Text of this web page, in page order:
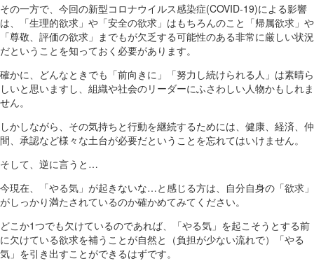
その一方で、今回の新型コロナウイルス感染症(COVID-19)による影響
は、「生理的欲求」や「安全の欲求」はもちろんのこと「帰属欲求」や
「尊敬、評価の欲求」までもが欠乏する可能性のある非常に厳しい状況
だということを知っておく必要があります。
確かに、どんなときでも「前向きに」「努力し続けられる人」は素晴ら
しいと思いますし、組織や社会のリーダーにふさわしい人物かもしれま
せん。
しかしながら、その気持ちと行動を継続するためには、健康、経済、仲
間、承認など様々な土台が必要だということを忘れてはいけません。
そして、逆に言うと…
今現在、「やる気」が起きないな…と感じる方は、自分自身の「欲求」
がしっかり満たされているのか確かめてみてください。
どこか1つでも欠けているのであれば、「やる気」を起こそうとする前
に欠けている欲求を補うことが自然と（負担が少ない流れで）「やる
気」を引き出すことができるはずです。